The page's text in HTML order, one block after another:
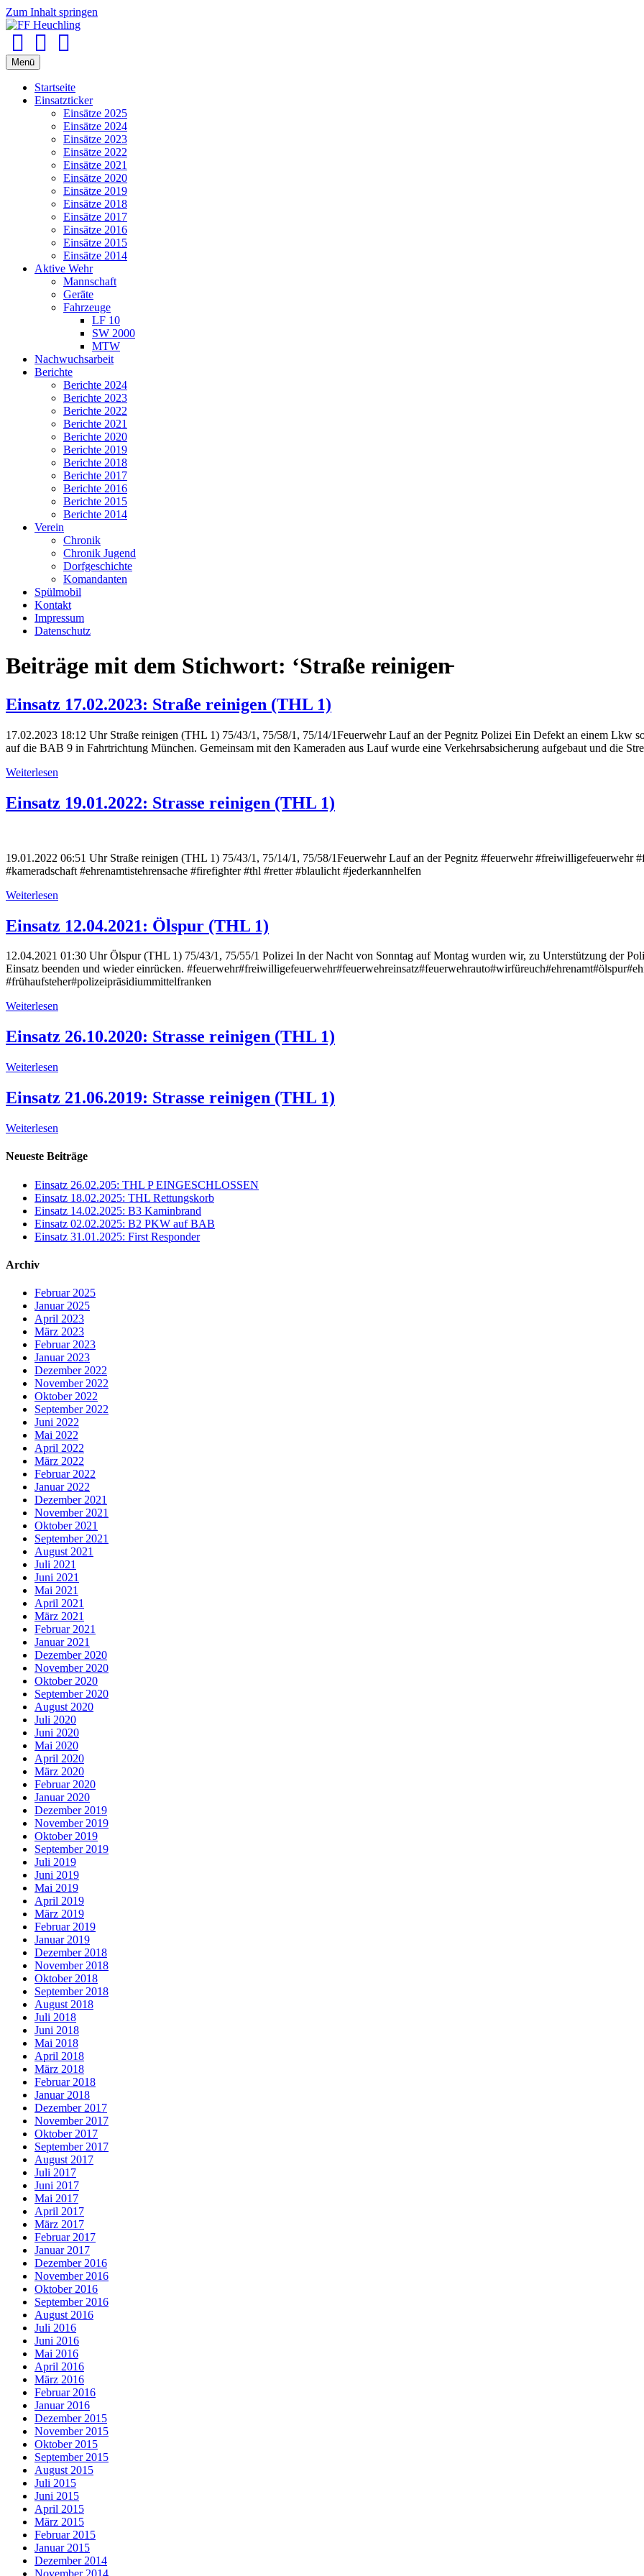
Zum Inhalt springen
Menü
Startseite
Einsatzticker
Einsätze 2025
Einsätze 2024
Einsätze 2023
Einsätze 2022
Einsätze 2021
Einsätze 2020
Einsätze 2019
Einsätze 2018
Einsätze 2017
Einsätze 2016
Einsätze 2015
Einsätze 2014
Aktive Wehr
Mannschaft
Geräte
Fahrzeuge
LF 10
SW 2000
MTW
Nachwuchsarbeit
Berichte
Berichte 2024
Berichte 2023
Berichte 2022
Berichte 2021
Berichte 2020
Berichte 2019
Berichte 2018
Berichte 2017
Berichte 2016
Berichte 2015
Berichte 2014
Verein
Chronik
Chronik Jugend
Dorfgeschichte
Komandanten
Spülmobil
Kontakt
Impressum
Datenschutz
Beiträge mit dem Stichwort: ‘Straße reinigen̵
Einsatz 17.02.2023: Straße reinigen (THL 1)
17.02.2023 18:12 Uhr Straße reinigen (THL 1) 75/43/1, 75/58/1, 75/14/1Feuerwehr Lauf an der Pegnitz Polizei Ein Defekt an einem Lkw
auf die BAB 9 in Fahrtrichtung München. Gemeinsam mit den Kameraden aus Lauf wurde eine Verkehrsabsicherung aufgebaut und die
Weiterlesen
Einsatz 19.01.2022: Strasse reinigen (THL 1)
19.01.2022 06:51 Uhr Straße reinigen (THL 1) 75/43/1, 75/14/1, 75/58/1Feuerwehr Lauf an der Pegnitz #feuerwehr #freiwilligefeuerwehr
#kameradschaft #ehrenamtistehrensache #firefighter #thl #retter #blaulicht #jederkannhelfen
Weiterlesen
Einsatz 12.04.2021: Ölspur (THL 1)
12.04.2021 01:30 Uhr Ölspur (THL 1) 75/43/1, 75/55/1 Polizei In der Nacht von Sonntag auf Montag wurden wir, zu Unterstützung der
Einsatz beenden und wieder einrücken.
#frühaufsteher#polizeipräsidiummittelfranken
Weiterlesen
Einsatz 26.10.2020: Strasse reinigen (THL 1)
Weiterlesen
Einsatz 21.06.2019: Strasse reinigen (THL 1)
Weiterlesen
Neueste Beiträge
Einsatz 26.02.205: THL P EINGESCHLOSSEN
Einsatz 18.02.2025: THL Rettungskorb
Einsatz 14.02.2025: B3 Kaminbrand
Einsatz 02.02.2025: B2 PKW auf BAB
Einsatz 31.01.2025: First Responder
Archiv
Februar 2025
Januar 2025
April 2023
März 2023
Februar 2023
Januar 2023
Dezember 2022
November 2022
Oktober 2022
September 2022
Juni 2022
Mai 2022
April 2022
März 2022
Februar 2022
Januar 2022
Dezember 2021
November 2021
Oktober 2021
September 2021
August 2021
Juli 2021
Juni 2021
Mai 2021
April 2021
März 2021
Februar 2021
Januar 2021
Dezember 2020
November 2020
Oktober 2020
September 2020
August 2020
Juli 2020
Juni 2020
Mai 2020
April 2020
März 2020
Februar 2020
Januar 2020
Dezember 2019
November 2019
Oktober 2019
September 2019
Juli 2019
Juni 2019
Mai 2019
April 2019
März 2019
Februar 2019
Januar 2019
Dezember 2018
November 2018
Oktober 2018
September 2018
August 2018
Juli 2018
Juni 2018
Mai 2018
April 2018
März 2018
Februar 2018
Januar 2018
Dezember 2017
November 2017
Oktober 2017
September 2017
August 2017
Juli 2017
Juni 2017
Mai 2017
April 2017
März 2017
Februar 2017
Januar 2017
Dezember 2016
November 2016
Oktober 2016
September 2016
August 2016
Juli 2016
Juni 2016
Mai 2016
April 2016
März 2016
Februar 2016
Januar 2016
Dezember 2015
November 2015
Oktober 2015
September 2015
August 2015
Juli 2015
Juni 2015
April 2015
März 2015
Februar 2015
Januar 2015
Dezember 2014
November 2014